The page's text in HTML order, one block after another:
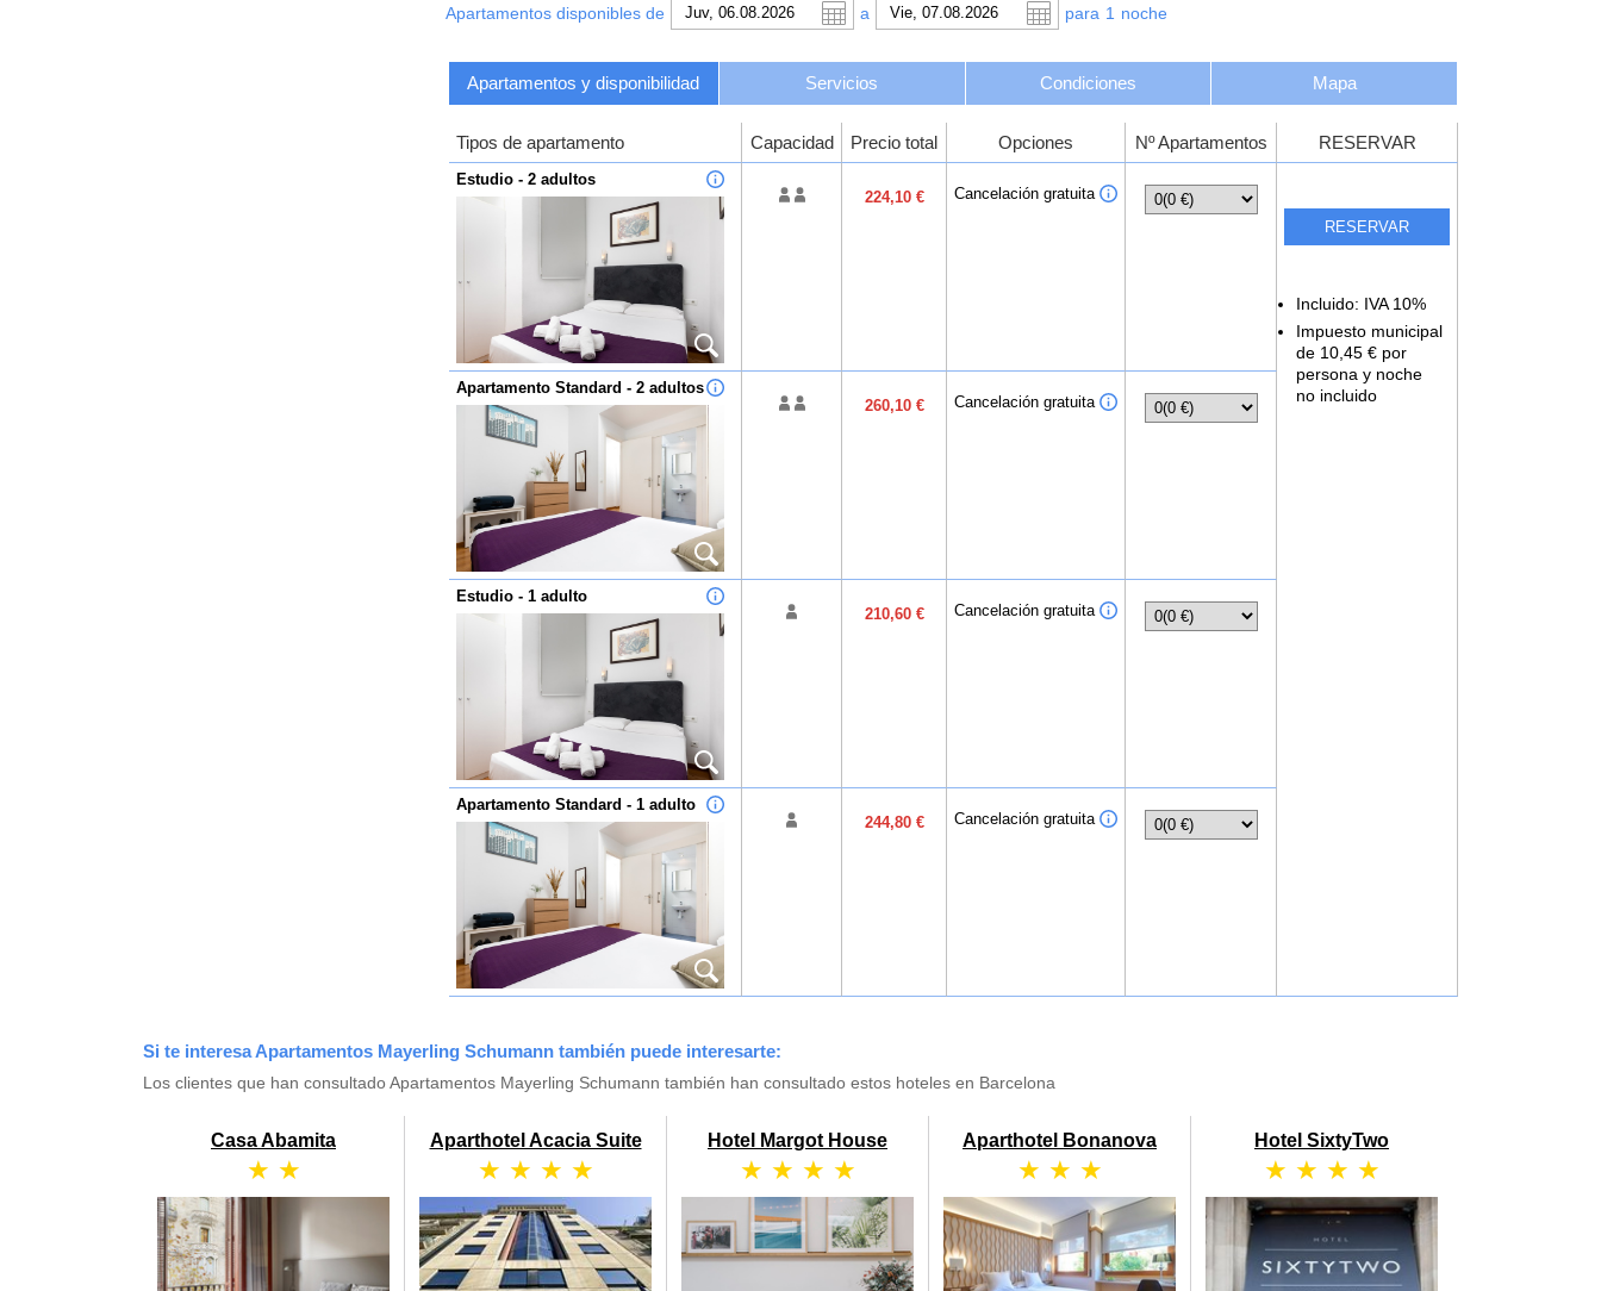
Apartamentos disponibles de a para 1 noche
Apartamentos y disponibilidad Servicios Condiciones Mapa
Tipos de apartamento Capacidad Precio total Opciones Nº Apartamentos RESERVAR
Estudio - 2 adultos
224,10 €
Cancelación gratuita
Incluido: IVA 10%
Impuesto municipal
de 10,45 € por
persona y noche
no incluido
Apartamento Standard - 2 adultos
260,10 €
Cancelación gratuita
Estudio - 1 adulto
210,60 €
Cancelación gratuita
Apartamento Standard - 1 adulto
244,80 €
Cancelación gratuita
Si te interesa Apartamentos Mayerling Schumann también puede interesarte:
Los clientes que han consultado Apartamentos Mayerling Schumann también han consultado estos hoteles en Barcelona
Casa Abamita
★ ★
Aparthotel Acacia Suite
★ ★ ★ ★
Hotel Margot House
★ ★ ★ ★
Aparthotel Bonanova
★ ★ ★
Hotel SixtyTwo
★ ★ ★ ★